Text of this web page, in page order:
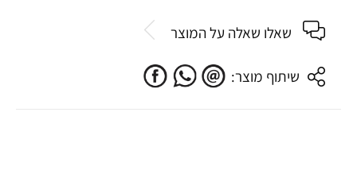
שאלו שאלה על המוצר
שיתוף מוצר: